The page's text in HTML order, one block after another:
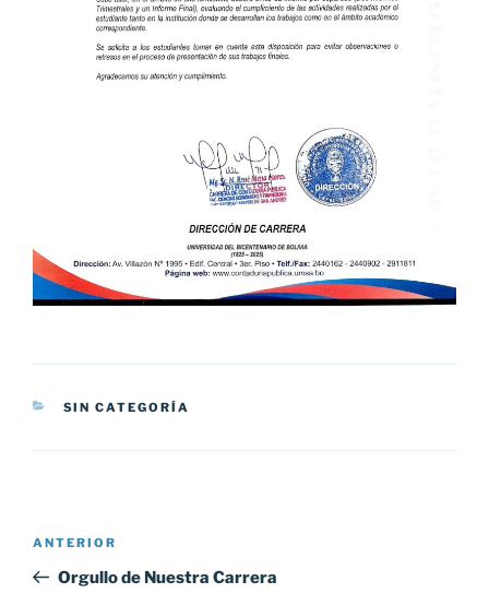
CATEGORÍAS
SIN CATEGORÍA
Navegación
entradas
Entrada
anterior:
ANTERIOR
Orgullo de Nuestra Carrera